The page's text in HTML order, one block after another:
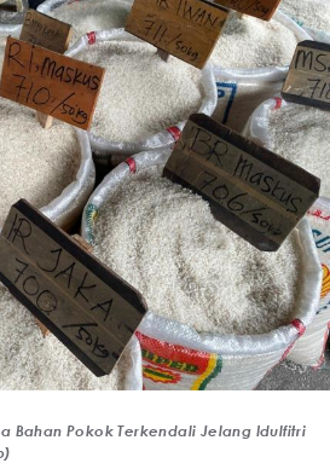
Bahan Pokok Terkendali Jelang Idulfitri